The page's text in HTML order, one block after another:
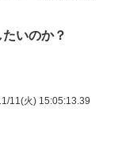
いのか？
11(火) 15:05:13.39